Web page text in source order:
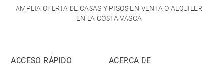
AMPLIA OFERTA DE CASAS Y PISOS EN VENTA O ALQUILER
EN LA COSTA VASCA
ACCESO RÁPIDO
ACERCA DE